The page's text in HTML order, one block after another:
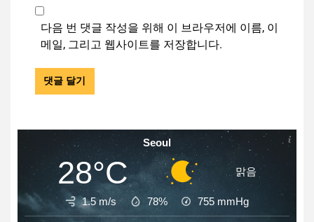
다음 번 댓글 작성을 위해 이 브라우저에 이름, 이
메일, 그리고 웹사이트를 저장합니다.
Seoul
28°C 맑음
1.5 m/s 78% 755 mmHg